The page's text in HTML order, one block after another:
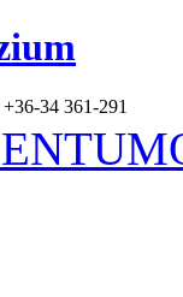
34 361-291